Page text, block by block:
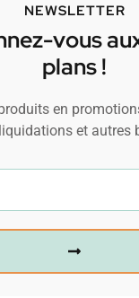
NEWSLETTER
vous
plans !
en
et autres